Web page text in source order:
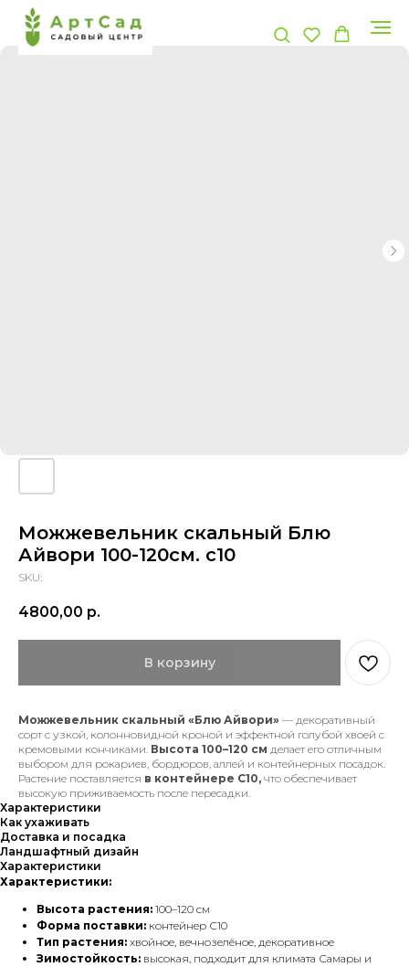
Можжевельник скальный Блю
Айвори 100-120см. с10
SKU:
4800,00 р.
В корзину
Можжевельник скальный «Блю Айвори» — декоративный
сорт с узкой, колонновидной кроной и эффектной голубой хвоей с
кремовыми кончиками. Высота 100–120 см делает его отличным
выбором для рокариев, бордюров, аллей и контейнерных посадок.
Растение поставляется в контейнере С10, что обеспечивает
высокую приживаемость после пересадки.
Характеристики
Как ухаживать
Доставка и посадка
Ландшафтный дизайн
Характеристики
Характеристики:
Высота растения: 100–120 см
Форма поставки: контейнер С10
Тип растения: хвойное, вечнозелёное, декоративное
Зимостойкость: высокая, подходит для климата Самары и